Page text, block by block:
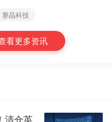
赛晶科技
看更多资讯